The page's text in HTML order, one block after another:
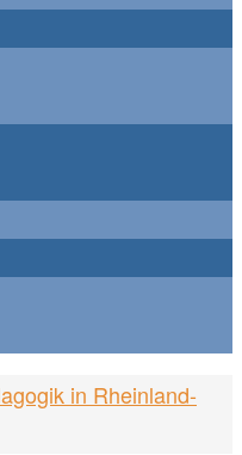
in Rheinland-